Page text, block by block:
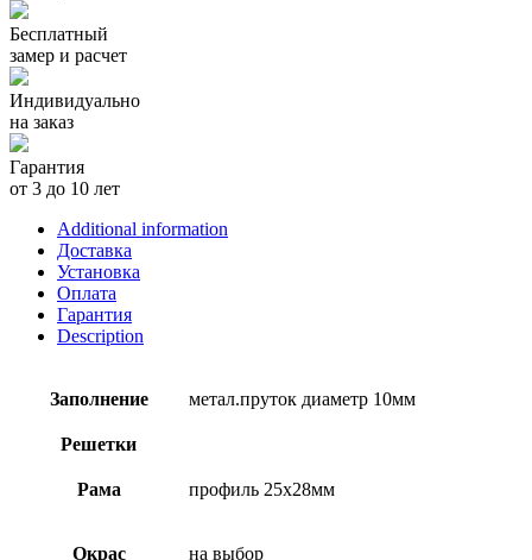
Бесплатный
замер и расчет
Индивидуально
на заказ
Гарантия
от 3 до 10 лет
Additional information
Доставка
Установка
Оплата
Гарантия
Description
Заполнение метал.пруток диаметр 10мм
Решетки
Рама профиль 25х28мм
Окрас на выбор